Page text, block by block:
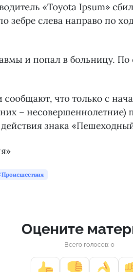
«Toyota Ipsum»
зебре слева направо по
и попал в больницу.
что только с
– несовершеннолетние)
знака
Происшествия
Оцените
Всего голосов: 0